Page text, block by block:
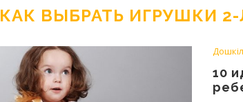
КАК ВЫБРАТЬ ИГРУШКИ
10